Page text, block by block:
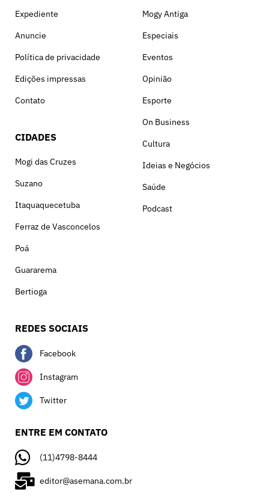
Expediente
Anuncie
Política de privacidade
Edições impressas
Contato
CIDADES
Mogi das Cruzes
Suzano
Itaquaquecetuba
Ferraz de Vasconcelos
Poá
Guararema
Bertioga
Mogy Antiga
Especiais
Eventos
Opinião
Esporte
On Business
Cultura
Ideias e Negócios
Saúde
Podcast
REDES SOCIAIS
Facebook
Instagram
Twitter
ENTRE EM CONTATO
(11)4798-8444
editor@asemana.com.br